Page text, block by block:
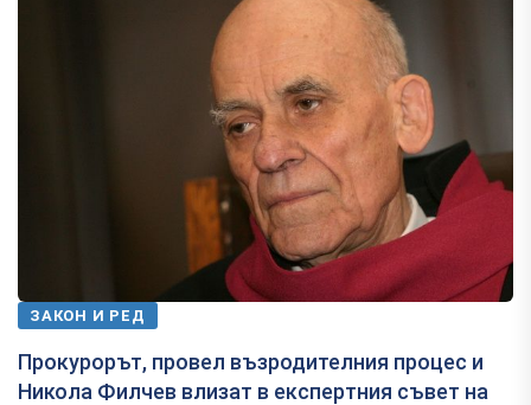
ЗАКОН И РЕД
Прокурорът, провел възродителния процес и
Никола Филчев влизат в експертния съвет на